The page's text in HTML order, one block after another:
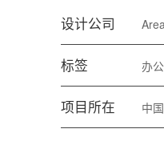
设计公司
标签 办
项目所在 中国